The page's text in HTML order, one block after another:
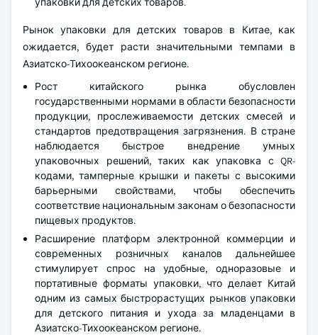
Рынок упаковки для детских товаров в Китае, как
ожидается, будет расти значительными темпами в
Азиатско-Тихоокеанском регионе.
Рост китайского рынка обусловлен
государственными нормами в области безопасности
продукции, прослеживаемости детских смесей и
стандартов предотвращения загрязнения. В стране
наблюдается быстрое внедрение умных
упаковочных решений, таких как упаковка с QR-
кодами, тамперные крышки и пакеты с высокими
барьерными свойствами, чтобы обеспечить
соответствие национальным законам о безопасности
пищевых продуктов.
Расширение платформ электронной коммерции и
современных розничных каналов дальнейшее
стимулирует спрос на удобные, одноразовые и
портативные форматы упаковки, что делает Китай
одним из самых быстрорастущих рынков упаковки
для детского питания и ухода за младенцами в
Азиатско-Тихоокеанском регионе.